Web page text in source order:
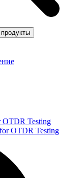
OTDR Testing